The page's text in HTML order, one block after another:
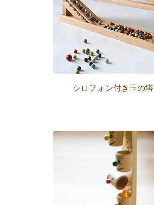
シロフォン付き玉の塔